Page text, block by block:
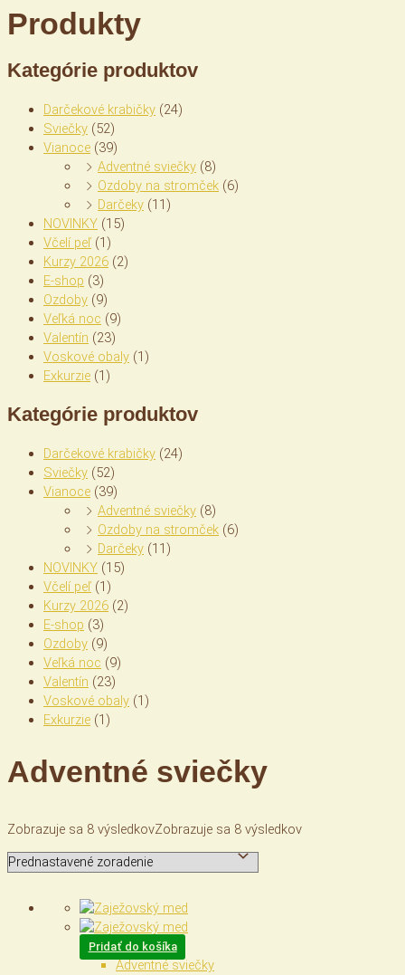
Produkty
Kategórie produktov
Darčekové krabičky (24)
Sviečky (52)
Vianoce (39)
Adventné sviečky (8)
Ozdoby na stromček (6)
Darčeky (11)
NOVINKY (15)
Včelí peľ (1)
Kurzy 2026 (2)
E-shop (3)
Ozdoby (9)
Veľká noc (9)
Valentín (23)
Voskové obaly (1)
Exkurzie (1)
Kategórie produktov
Darčekové krabičky (24)
Sviečky (52)
Vianoce (39)
Adventné sviečky (8)
Ozdoby na stromček (6)
Darčeky (11)
NOVINKY (15)
Včelí peľ (1)
Kurzy 2026 (2)
E-shop (3)
Ozdoby (9)
Veľká noc (9)
Valentín (23)
Voskové obaly (1)
Exkurzie (1)
Adventné sviečky
Zobrazuje sa 8 výsledkovZobrazuje sa 8 výsledkov
Pridať do košíka
Adventné sviečky